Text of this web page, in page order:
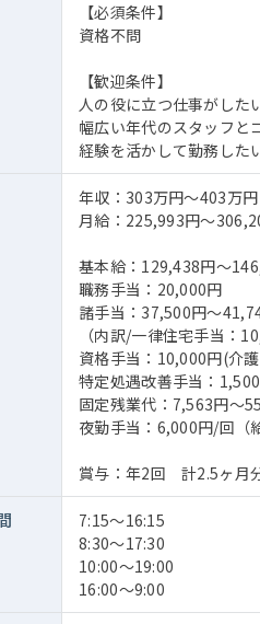
【必須条件】
資格不問
【歓迎条件】
人の役に立つ仕事がした
幅広い年代のスタッフと
経験を活かして勤務した
年収：303万円～403万円
月給：225,993円～
基本給：129,438円～
職務手当：20,000円
諸手当：37,500円～
（内訳/一律住宅手当：
資格手当：10,000円(介
特定処遇改善手当：
固定残業代：7,563円～
夜勤手当：6,000円/回（
賞与：年2回 計2.5ヶ月
7:15～16:15
8:30～17:30
10:00～19:00
16:00～9:00